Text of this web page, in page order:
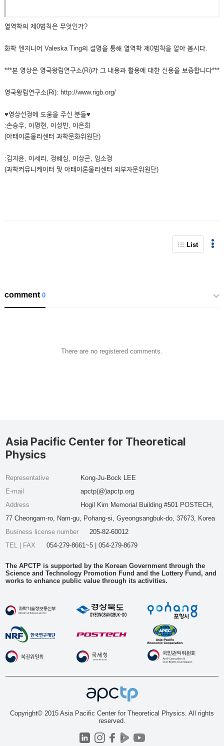
열역학의 제0법칙은 무엇인가?
화학 엔지니어 Valeska Ting의 설명을 통해 열역학 제0법칙을 알아 봅시다.
***본 영상은 영국왕립연구소(Ri)가 그 내용과 활용에 대한 신용을 보증합니다***
영국왕립연구소(Ri): http://www.rigb.org/
♥영상선정에 도움을 주신 분들♥
:손승우, 이명현, 이성빈, 이은희
(아태이론물리센터 과학문화위원단)
:김지윤, 이세리, 정혜심, 이상곤, 임소정
(과학커뮤니케이터 및 아태이론물리센터 외부자문위원단)
List
comment0
There are no registered comments.
Asia Pacific Center for Theoretical
Physics
Representative
Kong-Ju-Bock LEE
E-mail
apctp(@)apctp.org
Address
Hogil Kim Memorial Building #501 POSTECH,
77 Cheongam-ro, Nam-gu, Pohang-si, Gyeongsangbuk-do, 37673, Korea
Business license number
205-82-60012
TEL | FAX
054-279-8661~5 | 054-279-8679
The APCTP is supported by the Korean Government through the
Science and Technology Promotion Fund and the Lottery Fund, and
works to enhance public value through its activities.
Copyright© 2015 Asia Pacific Center for Theoretical Physics. All rights
reserved.